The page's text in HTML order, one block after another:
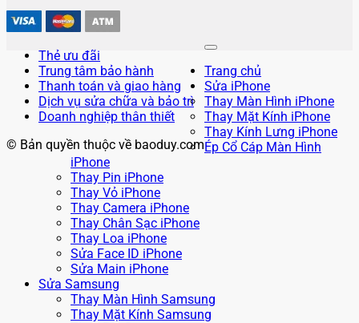
Thẻ ưu đãi
Trung tâm bảo hành
Thanh toán và giao hàng
Dịch vụ sửa chữa và bảo trì
Doanh nghiệp thân thiết
© Bản quyền thuộc về baoduy.com
Trang chủ
Sửa iPhone
Thay Màn Hình iPhone
Thay Mặt Kính iPhone
Thay Kính Lưng iPhone
Ép Cổ Cáp Màn Hình
iPhone
Thay Pin iPhone
Thay Vỏ iPhone
Thay Camera iPhone
Thay Chân Sạc iPhone
Thay Loa iPhone
Sửa Face ID iPhone
Sửa Main iPhone
Sửa Samsung
Thay Màn Hình Samsung
Thay Mặt Kính Samsung